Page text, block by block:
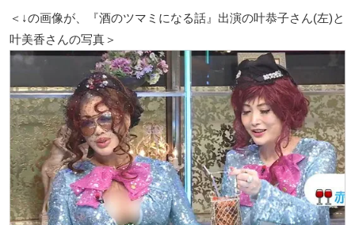
＜↓の画像が、『酒のツマミになる話』出演の叶恭子さん(左)と
叶美香さんの写真＞